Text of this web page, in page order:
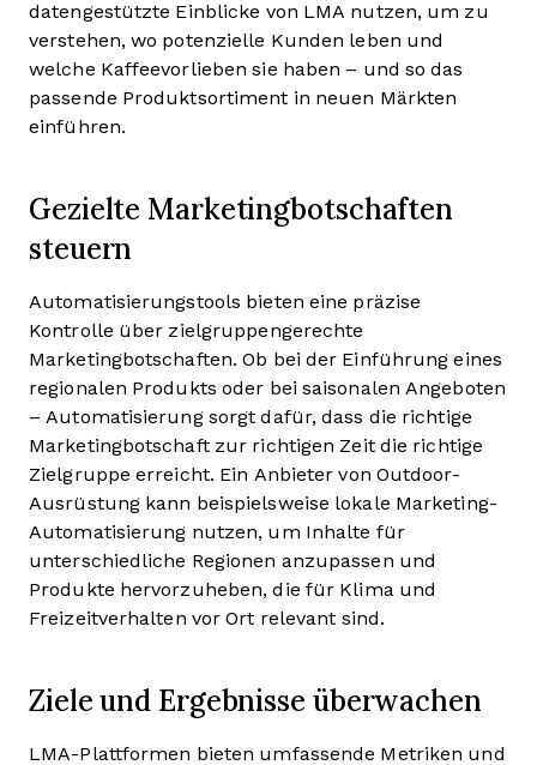
datengestützte Einblicke von LMA nutzen, um zu
verstehen, wo potenzielle Kunden leben und
welche Kaffeevorlieben sie haben – und so das
passende Produktsortiment in neuen Märkten
einführen.
Gezielte Marketingbotschaften
steuern
Automatisierungstools bieten eine präzise
Kontrolle über zielgruppengerechte
Marketingbotschaften. Ob bei der Einführung eines
regionalen Produkts oder bei saisonalen Angeboten
– Automatisierung sorgt dafür, dass die richtige
Marketingbotschaft zur richtigen Zeit die richtige
Zielgruppe erreicht. Ein Anbieter von Outdoor-
Ausrüstung kann beispielsweise lokale Marketing-
Automatisierung nutzen, um Inhalte für
unterschiedliche Regionen anzupassen und
Produkte hervorzuheben, die für Klima und
Freizeitverhalten vor Ort relevant sind.
Ziele und Ergebnisse überwachen
LMA-Plattformen bieten umfassende Metriken und